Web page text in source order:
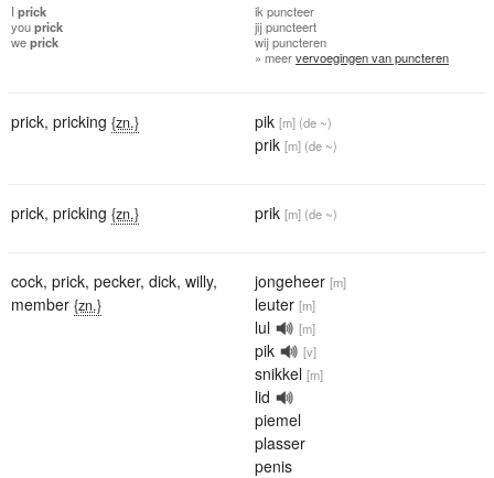
I prick
youprick
weprick
ik puncteer
jijpuncteert
wijpuncteren
» meervervoegingen van puncteren
prick, pricking {zn.} pik [m] (de ~)
prik [m] (de ~)
prick, pricking {zn.} prik [m] (de ~)
cock, prick, pecker, dick, willy,
member {zn.}
jongeheer [m]
leuter [m]
lul [m]
pik [v]
snikkel [m]
lid
piemel
plasser
penis